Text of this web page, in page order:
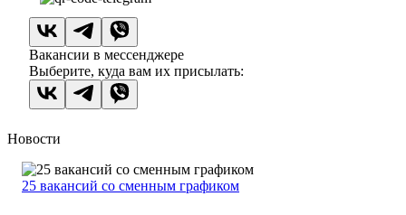
Вакансии в мессенджере
Выберите, куда вам их присылать:
Новости
25 вакансий со сменным графиком